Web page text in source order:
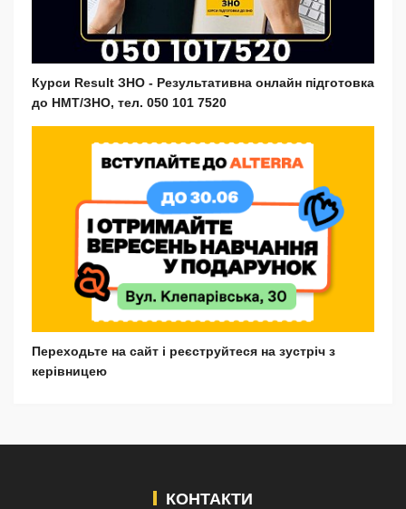
Курси Result ЗНО - Результативна онлайн підготовка
до НМТ/ЗНО, тел. 050 101 7520
Переходьте на сайт і реєструйтеся на зустріч з
керівницею
КОНТАКТИ